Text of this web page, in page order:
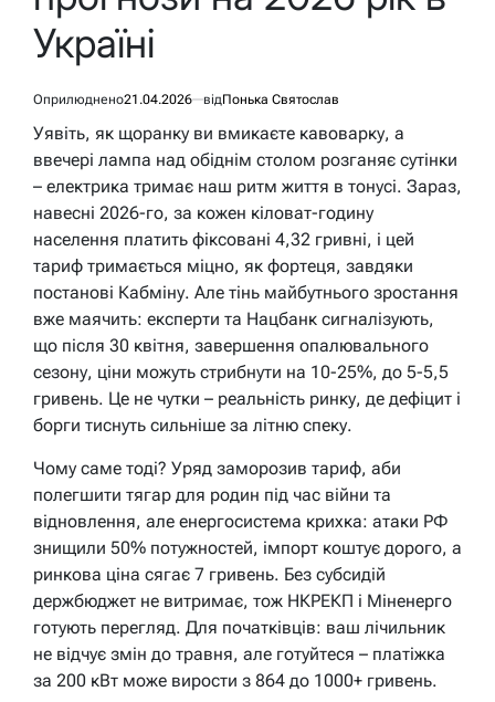
Україні
Оприлюднено21.04.2026 відПонька Святослав
Уявіть, як щоранку ви вмикаєте кавоварку, а
ввечері лампа над обіднім столом розганяє сутінки
– електрика тримає наш ритм життя в тонусі. Зараз,
навесні 2026-го, за кожен кіловат-годину
населення платить фіксовані 4,32 гривні, і цей
тариф тримається міцно, як фортеця, завдяки
постанові Кабміну. Але тінь майбутнього зростання
вже маячить: експерти та Нацбанк сигналізують,
що після 30 квітня, завершення опалювального
сезону, ціни можуть стрибнути на 10-25%, до 5-5,5
гривень. Це не чутки – реальність ринку, де дефіцит і
борги тиснуть сильніше за літню спеку.
Чому саме тоді? Уряд заморозив тариф, аби
полегшити тягар для родин під час війни та
відновлення, але енергосистема крихка: атаки РФ
знищили 50% потужностей, імпорт коштує дорого, а
ринкова ціна сягає 7 гривень. Без субсидій
держбюджет не витримає, тож НКРЕКП і Міненерго
готують перегляд. Для початківців: ваш лічильник
не відчує змін до травня, але готуйтеся – платіжка
за 200 кВт може вирости з 864 до 1000+ гривень.